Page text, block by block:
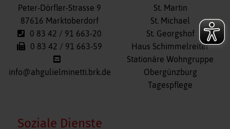
Peter-Dörfler-Strasse 9
87616 Marktoberdorf
0 83 42 / 91 663-20
0 83 42 / 91 663-59
info@ahgulielminetti.brk.de
St. Martin
St. Michael
St. Georgshof
Haus Schimmelreiter
Stationäre Wohngruppe
Obergünzburg
Tagespflege
Soziale Dienste